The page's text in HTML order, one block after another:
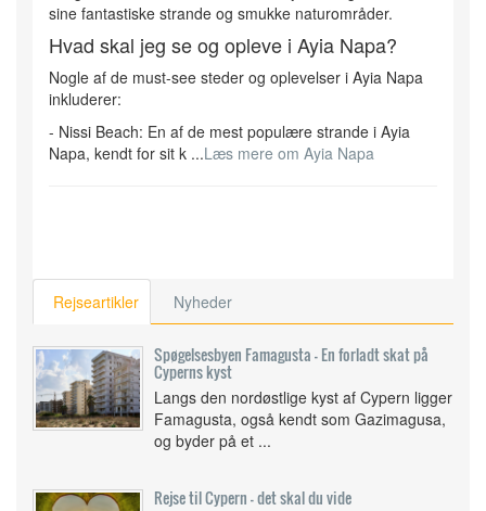
sine fantastiske strande og smukke naturområder.
Hvad skal jeg se og opleve i Ayia Napa?
Nogle af de must-see steder og oplevelser i Ayia Napa
inkluderer:
- Nissi Beach: En af de mest populære strande i Ayia
Napa, kendt for sit k ...Læs mere om Ayia Napa
Rejseartikler Nyheder
Spøgelsesbyen Famagusta - En forladt skat på
Cyperns kyst
Langs den nordøstlige kyst af Cypern ligger
Famagusta, også kendt som Gazimagusa,
og byder på et ...
Rejse til Cypern - det skal du vide